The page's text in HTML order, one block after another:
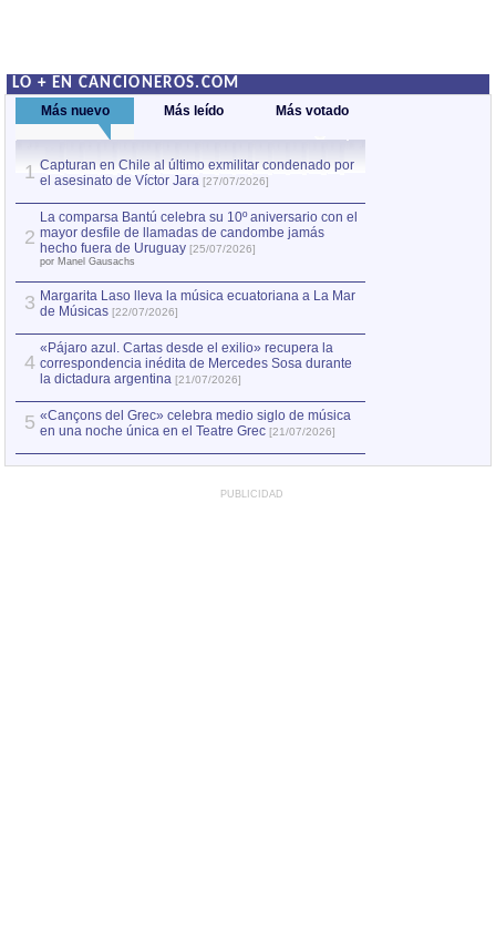
LO + EN CANCIONEROS.COM
Más nuevo Más leído Más votado
1 Capturan en Chile al último exmilitar condenado por
el asesinato de Víctor Jara [27/07/2026]
2
La comparsa Bantú celebra su 10º aniversario con el
mayor desfile de llamadas de candombe jamás
hecho fuera de Uruguay [25/07/2026]
por Manel Gausachs
3 Margarita Laso lleva la música ecuatoriana a La Mar
de Músicas [22/07/2026]
4
«Pájaro azul. Cartas desde el exilio» recupera la
correspondencia inédita de Mercedes Sosa durante
la dictadura argentina [21/07/2026]
5 «Cançons del Grec» celebra medio siglo de música
en una noche única en el Teatre Grec [21/07/2026]
PUBLICIDAD